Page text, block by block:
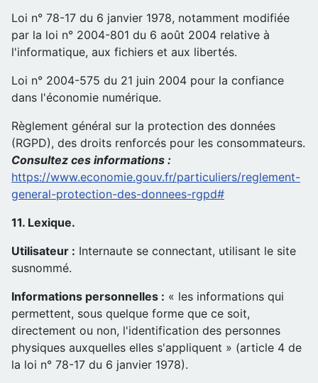
Loi n° 78-17 du 6 janvier 1978, notamment modifiée
par la loi n° 2004-801 du 6 août 2004 relative à
l'informatique, aux fichiers et aux libertés.
Loi n° 2004-575 du 21 juin 2004 pour la confiance
dans l'économie numérique.
Règlement général sur la protection des données
(RGPD), des droits renforcés pour les consommateurs.
Consultez ces informations :
https://www.economie.gouv.fr/particuliers/reglement-
general-protection-des-donnees-rgpd#
11. Lexique.
Utilisateur : Internaute se connectant, utilisant le site
susnommé.
Informations personnelles : « les informations qui
permettent, sous quelque forme que ce soit,
directement ou non, l'identification des personnes
physiques auxquelles elles s'appliquent » (article 4 de
la loi n° 78-17 du 6 janvier 1978).